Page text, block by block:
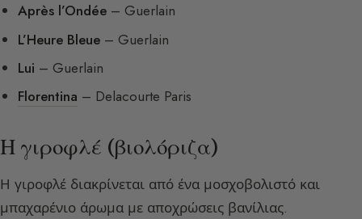
Après l’Ondée – Guerlain
L’Heure Bleue – Guerlain
Lui – Guerlain
Florentina – Delacourte Paris
Η γιροφλέ (βιολόριζα)
Η γιροφλέ διακρίνεται από ένα μοσχοβολιστό και
μπαχαρένιο άρωμα με αποχρώσεις βανίλιας.